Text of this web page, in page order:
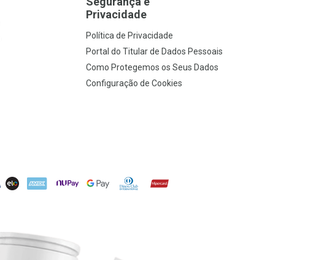
Privacidade
Política de Privacidade
Portal do Titular de Dados Pessoais
Como Protegemos os Seus Dados
Configuração de Cookies
ELO AMEX NuPay Google PayDiners ClubHipercard